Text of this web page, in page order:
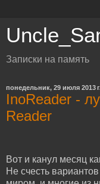
Записки на память
понедельник, 29 июля 2013
InoReader -
Reader
Вот и канул месяц
Не счесть